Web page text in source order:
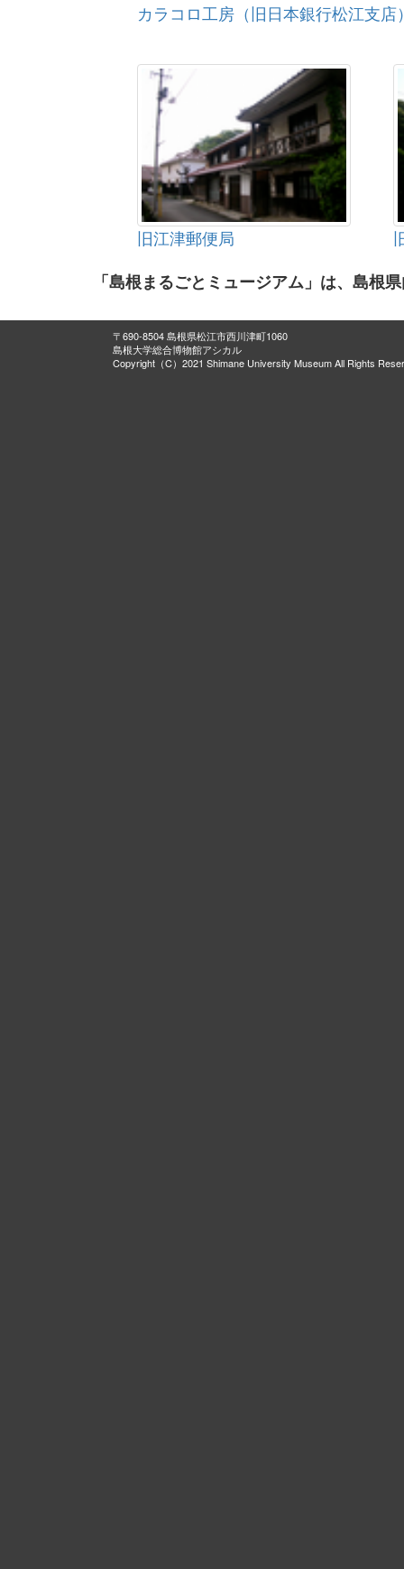
カラコロ工房（旧日本銀行松江支店
旧江津郵便局
「島根まるごとミュージアム」は、島根
〒690-8504 島根県松江市西川津町1060
島根大学総合博物館アシカル
Copyright（C）2021 Shimane University Museum All Rights